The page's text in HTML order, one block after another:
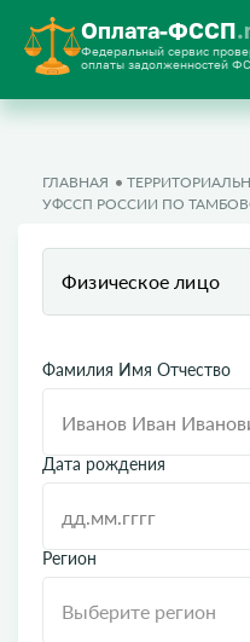
Оплата-ФССП
Федеральный сервис
оплаты задолженностей
ГЛАВНАЯ
УФССП РОССИИ ПО
Физическое лицо
Фамилия Имя Отчество
Дата рождения
Регион